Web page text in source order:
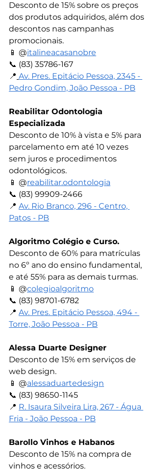
Desconto de 15% sobre os preços
dos produtos adquiridos, além dos
descontos nas campanhas
promocionais.
📱 @italineacasanobre
📞 (83) 35786-167
📍 Av. Pres. Epitácio Pessoa, 2345 -
Pedro Gondim, João Pessoa - PB
Reabilitar Odontologia
Especializada
Desconto de 10% à vista e 5% para
parcelamento em até 10 vezes
sem juros e procedimentos
odontológicos.
📱 @reabilitar.odontologia
📞 (83) 99909-2466
📍 Av. Rio Branco, 296 - Centro,
Patos - PB
Algoritmo Colégio e Curso.
Desconto de 60% para matrículas
no 6º ano do ensino fundamental,
e até 55% para as demais turmas.
📱 @colegioalgoritmo
📞 (83) 98701-6782
📍 Av. Pres. Epitácio Pessoa, 494 -
Torre, João Pessoa - PB
Alessa Duarte Designer
Desconto de 15% em serviços de
web design.
📱 @alessaduartedesign
📞 (83) 98650-1145
📍 R. Isaura Silveira Lira, 267 - Água
Fria - João Pessoa - PB
Barollo Vinhos e Habanos
Desconto de 15% na compra de
vinhos e acessórios.